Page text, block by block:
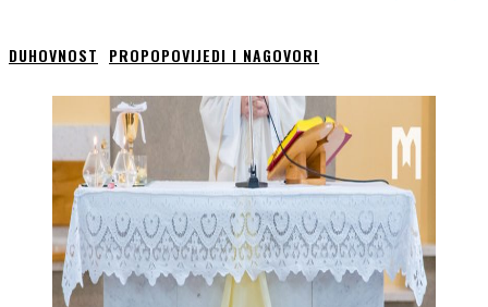
DUHOVNOST PROPOPOVIJEDI I NAGOVORI